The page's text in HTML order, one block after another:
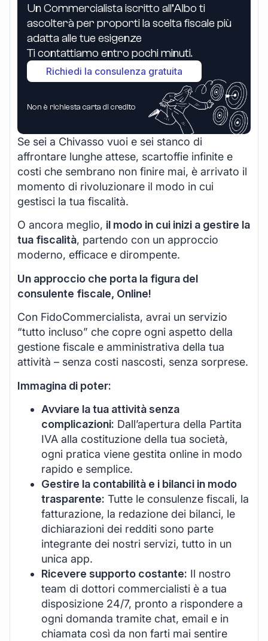
Un Commercialista iscritto all’Albo ti
ascolterà per proporti la scelta fiscale più
adatta alle tue esigenze
Ti contattiamo entro pochi minuti.
Richiedi la consulenza gratuita
Non è richiesta carta di credito
Se sei a Chivasso vuoi e sei stanco di
affrontare lunghe attese, scartoffie infinite e
costi che sembrano non finire mai, è arrivato il
momento di rivoluzionare il modo in cui
gestisci la tua fiscalità.
O ancora meglio, il modo in cui inizi a gestire la
tua fiscalità, partendo con un approccio
moderno, efficace e dirompente.
Un approccio che porta la figura del
consulente fiscale, Online!
Con FidoCommercialista, avrai un servizio
“tutto incluso” che copre ogni aspetto della
gestione fiscale e amministrativa della tua
attività – senza costi nascosti, senza sorprese.
Immagina di poter:
Avviare la tua attività senza
complicazioni: Dall’apertura della Partita
IVA alla costituzione della tua società,
ogni pratica viene gestita online in modo
rapido e semplice.
Gestire la contabilità e i bilanci in modo
trasparente: Tutte le consulenze fiscali, la
fatturazione, la redazione dei bilanci, le
dichiarazioni dei redditi sono parte
integrante dei nostri servizi, tutto in un
unica app.
Ricevere supporto costante: Il nostro
team di dottori commercialisti è a tua
disposizione 24/7, pronto a rispondere a
ogni domanda tramite chat, email e in
chiamata così da non farti mai sentire